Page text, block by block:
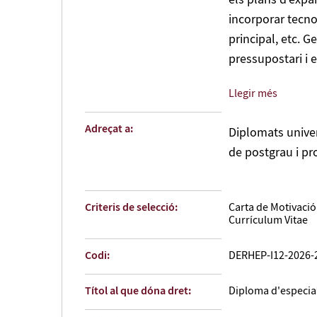
incorporar
principal, etc.
pressupostari i
La
en tant que
habilitats
esta essent
com els que
col·lectiva i la
Llegir més
Adreçat a:
Diplomats
de postgrau i
Criteris de selecció:
Carta de Motivació
Currículum Vitae
Codi: DERHEP-I12-
Títol al que dóna dret: Diploma